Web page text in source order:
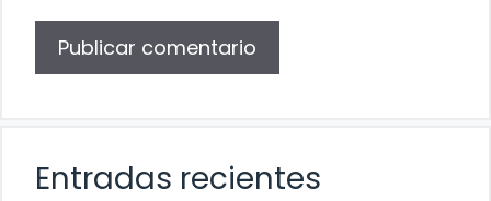
Entradas recientes